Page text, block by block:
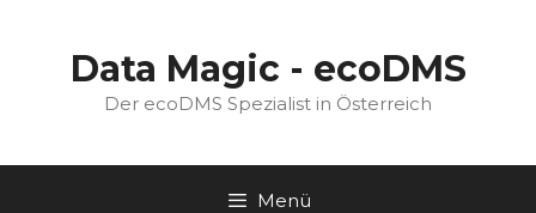
springenData Magic - ecoDMS
Der ecoDMS Spezialist in Österreich
Menü